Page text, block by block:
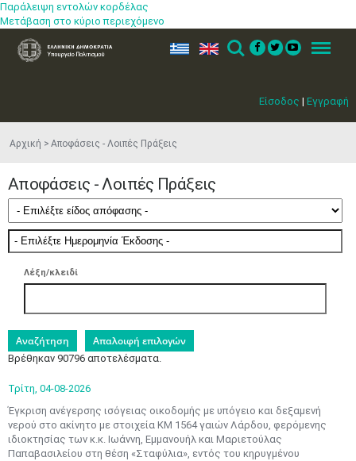
Παράλειψη εντολών κορδέλας
Μετάβαση στο κύριο περιεχόμενο
Είσοδος | Εγγραφή
ελ en Search Menu
Αρχική Αποφάσεις - Λοιπές Πράξεις
Αποφάσεις - Λοιπές Πράξεις
Λέξη/κλειδί
Βρέθηκαν 90796 αποτελέσματα.
Τρίτη, 04-08-2026
Έγκριση ανέγερσης ισόγειας οικοδομής με υπόγειο και δεξαμενή
νερού στο ακίνητο με στοιχεία ΚΜ 1564 γαιών Λάρδου, φερόμενης
ιδιοκτησίας των κ.κ. Ιωάννη, Εμμανουήλ και Μαριετούλας
Παπαβασιλείου στη θέση «Σταφύλια», εντός του κηρυγμένου